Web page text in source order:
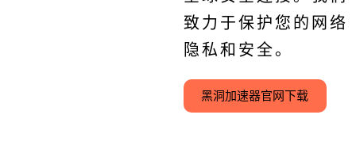
致力于保护您的网络
隐私和安全。
黑洞加速器官网下载